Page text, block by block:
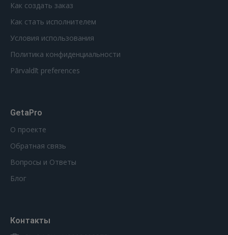
Как создать заказ
Как стать исполнителем
Условия использования
Политика конфиденциальности
Pārvaldīt preferences
GetaPro
О проекте
Обратная связь
Вопросы и Ответы
Блог
Контакты